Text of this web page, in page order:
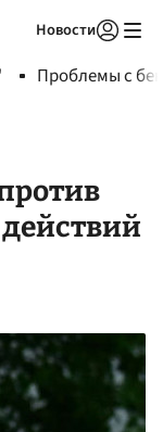
Новости
Проблемы с